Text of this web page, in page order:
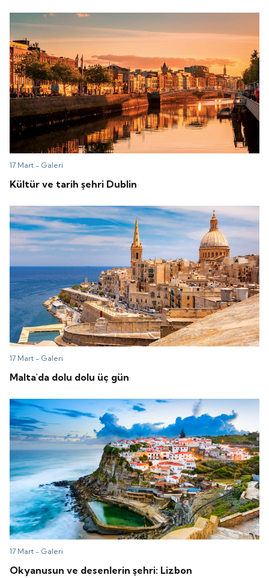
17 Mart -Galeri
Kültür ve tarih şehri Dublin
17 Mart -Galeri
Malta'da dolu dolu üç gün
17 Mart -Galeri
Okyanusun ve desenlerin şehri: Lizbon